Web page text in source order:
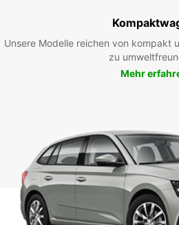
Unsere Modelle reichen von kompakt
zu
Mehr